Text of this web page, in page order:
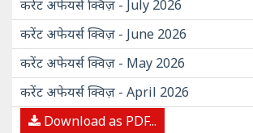
करेंट अफेयर्स क्विज़ - July 2026
करेंट अफेयर्स क्विज़ - June 2026
करेंट अफेयर्स क्विज़ - May 2026
करेंट अफेयर्स क्विज़ - April 2026
Download as PDF...